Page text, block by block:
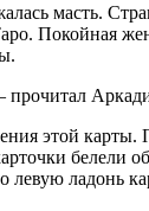
масть.
Покойная
этой карты.
белели
левую ладонь